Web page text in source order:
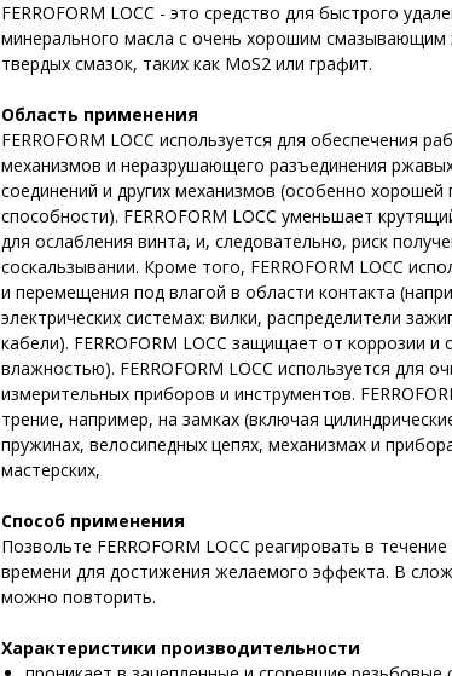
FERROFORM LOCC - это средство для быстрого
минерального масла с очень хорошим
твердых смазок, таких как MoS2 или графит.
Область применения
FERROFORM LOCC используется для обеспечения
механизмов и неразрушающего разъединения
соединений и других механизмов (особенно
способности). FERROFORM LOCC уменьшает
для ослабления винта, и, следовательно, риск
соскальзывании. Кроме того, FERROFORM LOCC
и перемещения под влагой в области контакта
электрических системах: вилки, распределители
кабели). FERROFORM LOCC защищает от коррозии и
влажностью). FERROFORM LOCC используется для
измерительных приборов и инструментов.
трение, например, на замках (включая
пружинах, велосипедных цепях, механизмах и
мастерских,
Способ применения
Позвольте FERROFORM LOCC реагировать в
времени для достижения желаемого эффекта. В
можно повторить.
Характеристики производительности